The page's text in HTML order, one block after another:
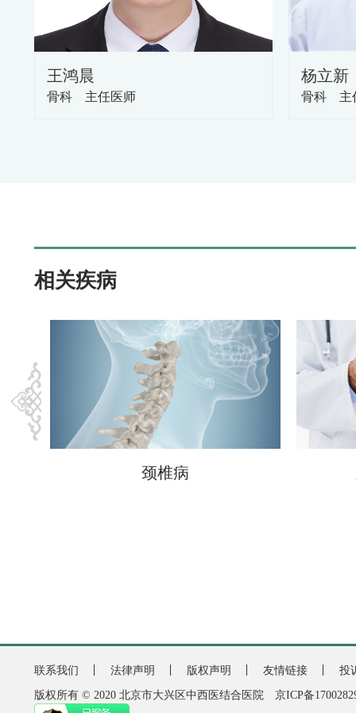
王鸿晨
骨科 主任医师
杨立新
骨科 主
相关疾病
颈椎病
联系我们 法律声明 版权声明 友情链接 投
版权所有 © 2020 北京市大兴区中西医结合医院 京ICP备